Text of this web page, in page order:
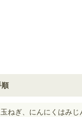
玉ねぎ、にんにくはみ